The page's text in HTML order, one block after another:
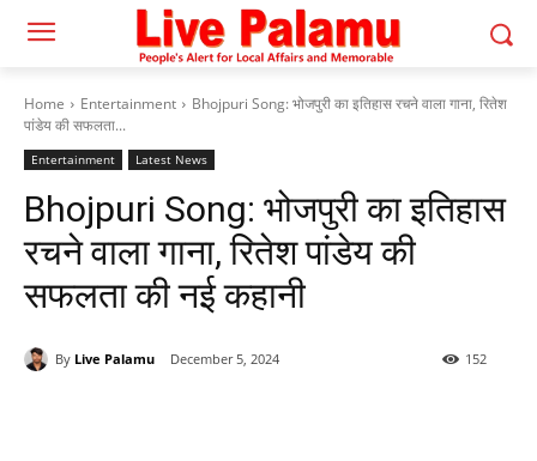
Home Entertainment
Bhojpuri Song: भोजपुरी का इतिहास रचने वाला गाना, रितेश
पांडेय की सफलता...
Entertainment Latest News
Bhojpuri Song: भोजपुरी का इतिहास
रचने वाला गाना, रितेश पांडेय की
सफलता की नई कहानी
By Live Palamu December 5, 2024 152